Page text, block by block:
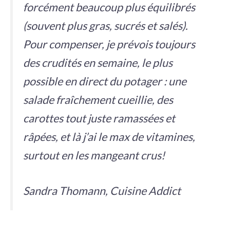
forcément beaucoup plus équilibrés
(souvent plus gras, sucrés et salés).
Pour compenser, je prévois toujours
des crudités en semaine, le plus
possible en direct du potager : une
salade fraîchement cueillie, des
carottes tout juste ramassées et
râpées, et là j’ai le max de vitamines,
surtout en les mangeant crus!
Sandra Thomann, Cuisine Addict